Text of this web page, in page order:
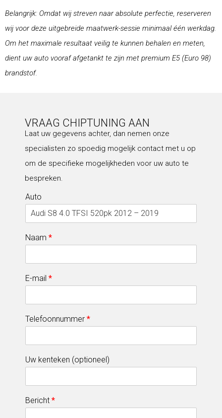
Belangrijk: Omdat wij streven naar absolute perfectie, reserveren
wij voor deze uitgebreide maatwerk-sessie minimaal één werkdag.
Om het maximale resultaat veilig te kunnen behalen en meten,
dient uw auto vooraf afgetankt te zijn met premium E5 (Euro 98)
brandstof.
VRAAG CHIPTUNING AAN
Laat uw gegevens achter, dan nemen onze
specialisten zo spoedig mogelijk contact met u op
om de specifieke mogelijkheden voor uw auto te
bespreken.
Auto
Naam *
E-mail *
Telefoonnummer *
Uw kenteken (optioneel)
Bericht *